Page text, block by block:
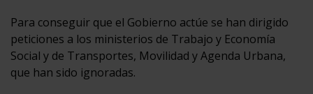
Para conseguir que el Gobierno actúe se han dirigido
peticiones a los ministerios de Trabajo y Economía
Social y de Transportes, Movilidad y Agenda Urbana,
que han sido ignoradas.